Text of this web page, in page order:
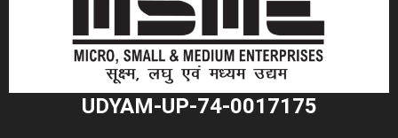
UDYAM-UP-74-0017175